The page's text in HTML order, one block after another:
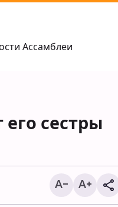
Ассамблеи
сестры